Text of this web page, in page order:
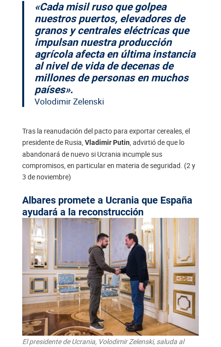
«Cada misil ruso que golpea
nuestros puertos, elevadores de
granos y centrales eléctricas que
impulsan nuestra producción
agrícola afecta en última instancia
al nivel de vida de decenas de
millones de personas en muchos
países».
Volodimir Zelenski
Tras la reanudación del pacto para exportar cereales, el
presidente de Rusia, Vladimir Putin , advirtió de que lo
abandonará de nuevo si Ucrania incumple sus
compromisos, en particular en materia de seguridad. (2 y
3 de noviembre)
Albares promete a Ucrania que España
ayudará a la reconstrucción
El presidente de Ucrania, Volodimir Zelenski, saluda al